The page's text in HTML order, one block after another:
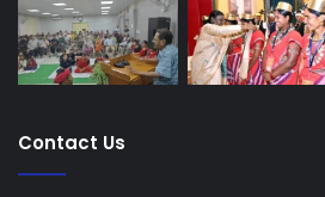
Contact Us